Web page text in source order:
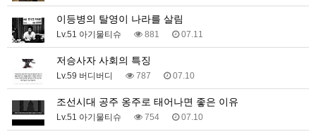
이등병의 탈영이 나라를 살림
Lv.51 아기물티슈 881 07.11
저승사자 사회의 특징
Lv.59 버디버디 787 07.10
조선시대 공주 옹주로 태어나면 좋은 이유
Lv.51 아기물티슈 754 07.10